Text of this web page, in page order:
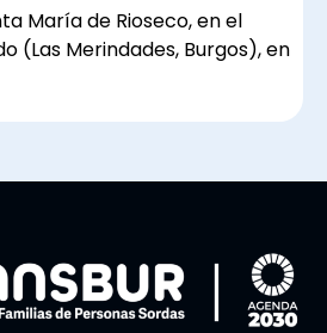
María de Rioseco, en el
(Las Merindades, Burgos), en